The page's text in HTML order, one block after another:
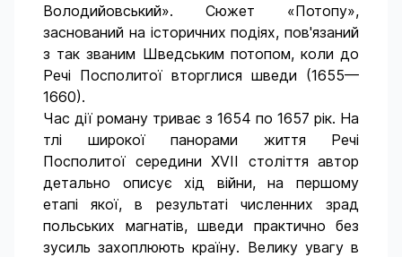
Володийовський». Сюжет «Потопу»,
заснований на історичних подіях, пов'язаний
з так званим Шведським потопом, коли до
Речі Посполитої вторглися шведи (1655—
1660).
Час дії роману триває з 1654 по 1657 рік. На
тлі широкої панорами життя Речі
Посполитої середини XVII століття автор
детально описує хід війни, на першому
етапі якої, в результаті численних зрад
польських магнатів, шведи практично без
зусиль захоплюють країну. Велику увагу в